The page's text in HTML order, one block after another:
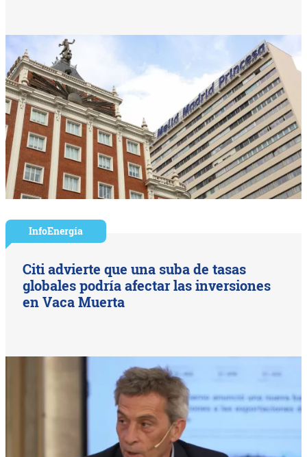
InfoEnergía
Citi advierte que una suba de tasas
globales podría afectar las inversiones
en Vaca Muerta